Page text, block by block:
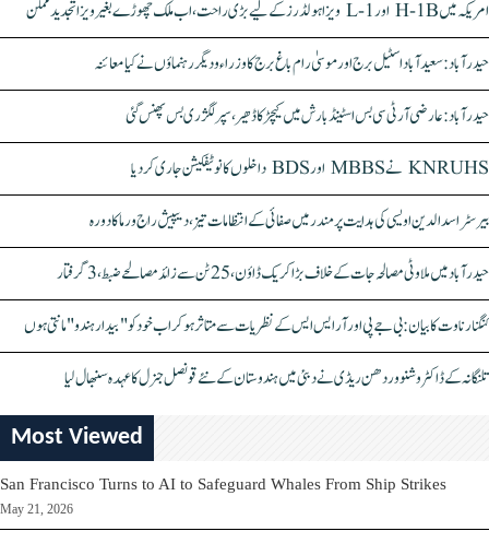
امریکہ میں H-1B اور L-1 ویزا ہولڈرز کے لیے بڑی راحت، اب ملک چھوڑے بغیر ویزا تجدید ممکن
حیدرآباد: سعیدآباد اسٹیل برج اور موسیٰ رام باغ برج کا وزراء و دیگر رہنماؤں نے کیا معائنہ
حیدرآباد: عارضی آر ٹی سی بس اسٹینڈ بارش میں کیچڑ کا ڈھیر، سپر لگژری بس پھنس گئی
KNRUHS نے MBBS اور BDS داخلوں کا نوٹیفکیشن جاری کر دیا
بیرسٹر اسدالدین اویسی کی ہدایت پر مندر میں صفائی کے انتظامات تیز، دیپیش راج ورما کا دورہ
حیدرآباد میں ملاوٹی مصالحہ جات کے خلاف بڑا کریک ڈاؤن، 25 ٹن سے زائد مصالحے ضبط، 3 گرفتار
کنگنا رناوت کا بیان: بی جے پی اور آر ایس ایس کے نظریات سے متاثر ہو کر اب خود کو "بیدار ہندو" مانتی ہوں
تلنگانہ کے ڈاکٹر وشنو وردھن ریڈی نے دبئی میں ہندوستان کے نئے قونصل جنرل کا عہدہ سنبھال لیا
Most Viewed
San Francisco Turns to AI to Safeguard Whales From Ship Strikes
May 21, 2026